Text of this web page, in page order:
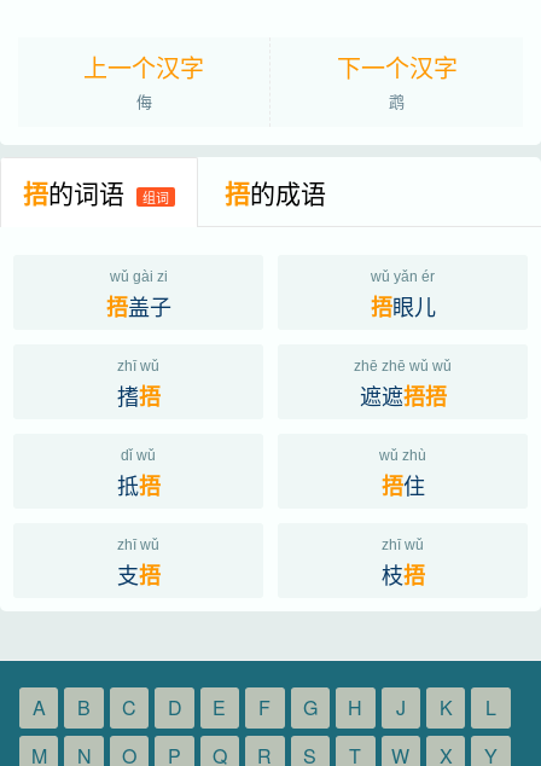
上一个汉字
侮
下一个汉字
鹉
捂的词语 组词 捂的成语
wǔ gài zi
捂盖子
wǔ yǎn ér
捂眼儿
zhī wǔ
搘捂
zhē zhē wǔ wǔ
遮遮捂捂
dǐ wǔ
抵捂
wǔ zhù
捂住
zhī wǔ
支捂
zhī wǔ
枝捂
A B C D E F G H J K
L
M
N O P Q R S T W X Y